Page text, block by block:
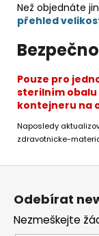
Než objednáte
přehled
Pouze pro
sterilním obalu
kontejneru na
Naposledy
zdravotnicke-
Z
Odebírat
Nezmeškejte